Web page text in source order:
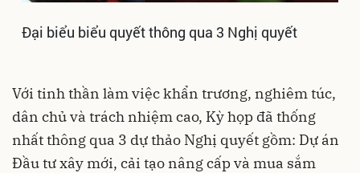
Đại biểu biểu quyết thông qua 3 Nghị quyết
Với tinh thần làm việc khẩn trương, nghiêm túc,
dân chủ và trách nhiệm cao, Kỳ họp đã thống
nhất thông qua 3 dự thảo Nghị quyết gồm: Dự án
Đầu tư xây mới, cải tạo nâng cấp và mua sắm